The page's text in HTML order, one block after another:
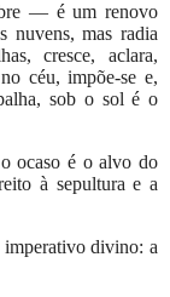
— é um renovo
nuvens, mas radia
cresce, aclara,
céu, impõe-se e,
sob o sol é o
ocaso é o alvo do
à sepultura e a
imperativo divino: a